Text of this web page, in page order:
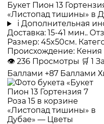
Букет Пион 13
«Листопад тишины» в
i Дополнительная
Доставка: 15-41 мин..
Размер: 45x50см.
Происхождение: Кения
👁 236 Просмотры 🛒 1
Баллами +87 Баллами